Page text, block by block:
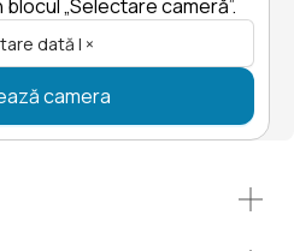
„Selectare cameră”.
dată | ×
camera